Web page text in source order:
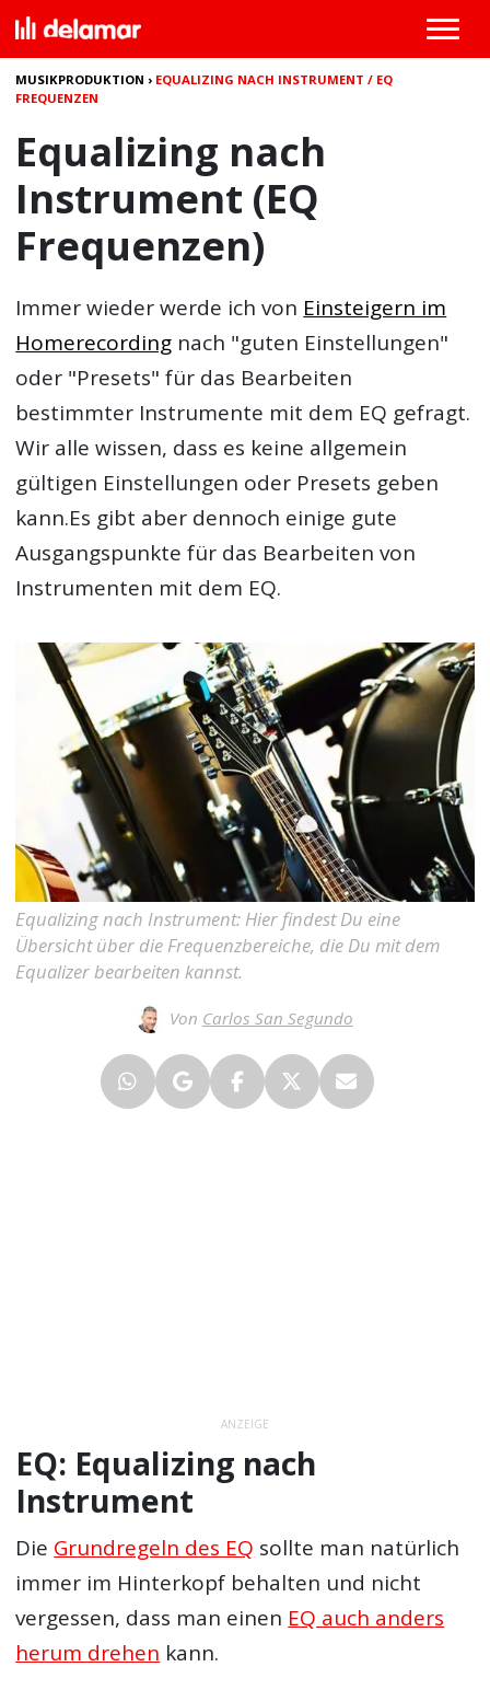
MUSIKPRODUKTION › EQUALIZING NACH INSTRUMENT / EQ
FREQUENZEN
Equalizing nach
Instrument (EQ
Frequenzen)
Immer wieder werde ich von Einsteigern im
Homerecording nach "guten Einstellungen"
oder "Presets" für das Bearbeiten
bestimmter Instrumente mit dem EQ gefragt.
Wir alle wissen, dass es keine allgemein
gültigen Einstellungen oder Presets geben
kann.Es gibt aber dennoch einige gute
Ausgangspunkte für das Bearbeiten von
Instrumenten mit dem EQ.
Equalizing nach Instrument: Hier findest Du eine
Übersicht über die Frequenzbereiche, die Du mit dem
Equalizer bearbeiten kannst.
Von Carlos San Segundo
ANZEIGE
EQ: Equalizing nach
Instrument
Die Grundregeln des EQ sollte man natürlich
immer im Hinterkopf behalten und nicht
vergessen, dass man einen EQ auch anders
herum drehen kann.